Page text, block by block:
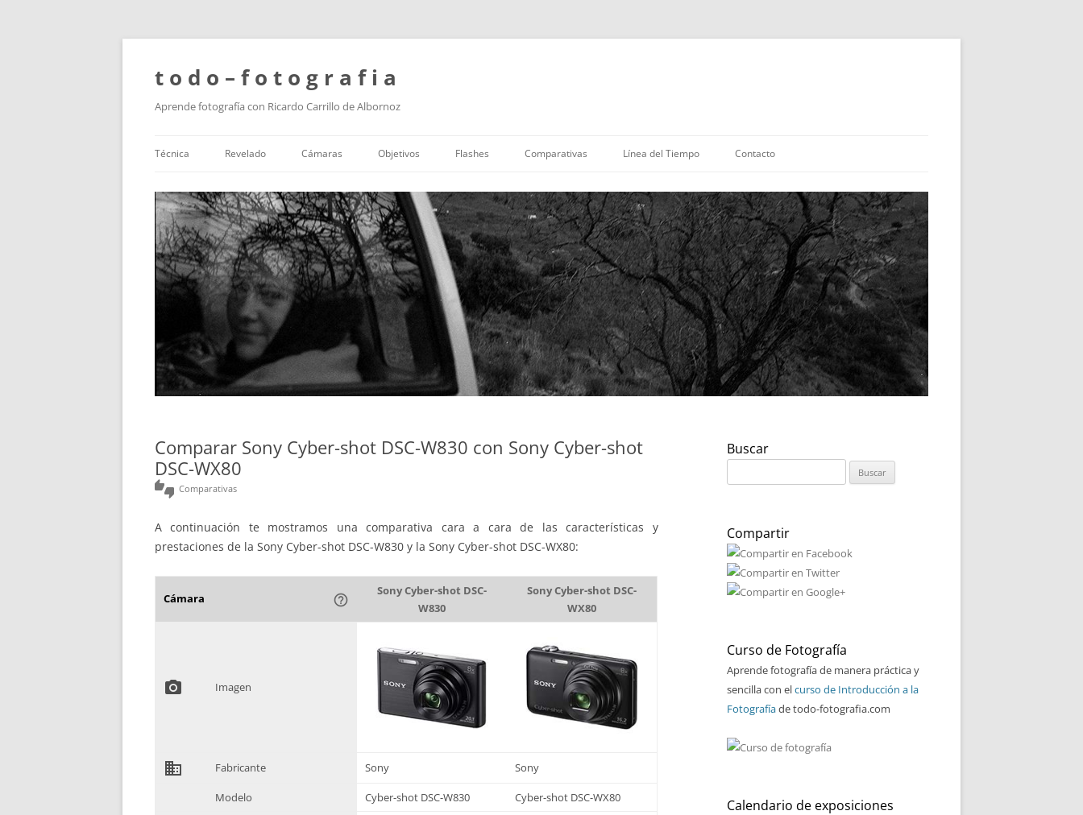
t o d o – f o t o g r a f i a
Aprende fotografía con Ricardo Carrillo de Albornoz
al
contenido
Técnica Revelado Cámaras Objetivos Flashes Comparativas Línea del Tiempo Contacto
Comparar Sony Cyber-shot DSC-W830 con Sony Cyber-shot
DSC-WX80
thumbs_up_down Comparativas
A continuación te mostramos una comparativa cara a cara de las características y
prestaciones de la Sony Cyber-shot DSC-W830 y la Sony Cyber-shot DSC-WX80:
Cámara help_outline
Sony Cyber-shot DSC-
W830
Sony Cyber-shot DSC-
WX80
photo_camera Imagen
domain Fabricante Sony Sony
Modelo Cyber-shot DSC-W830
Cyber-shot DSC-WX80
Buscar
Compartir
Curso de Fotografía
Aprende fotografía de manera práctica y
sencilla con elcurso de Introducción a la
Fotografíade todo-fotografia.com
Calendario de exposiciones